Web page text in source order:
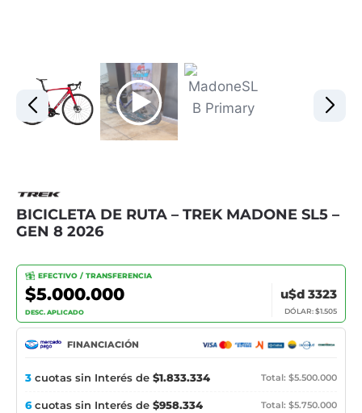
BICICLETA DE RUTA – TREK MADONE SL5 –
GEN 8 2026
EFECTIVO / TRANSFERENCIA
$5.000.000
DESC. APLICADO
u$d 3323
DÓLAR: $1.505
FINANCIACIÓN
3 cuotas sin Interés de $1.833.334 Total: $5.500.000
6cuotas sin Interés de $958.334 Total: $5.750.000